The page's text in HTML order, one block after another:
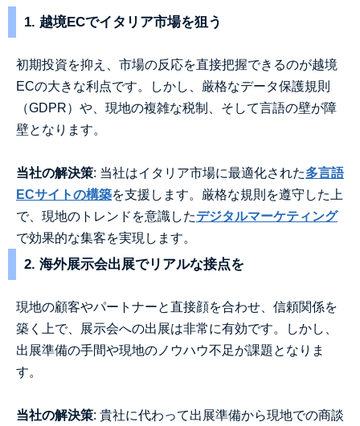
1. 越境ECでイタリア市場を狙う
初期投資を抑え、市場の反応を直接把握できるのが越境
ECの大きな利点です。しかし、厳格なデータ保護規則
（GDPR）や、現地の複雑な税制、そして言語の壁が障
壁となります。
当社の解決策: 当社はイタリア市場に最適化された多言語
ECサイトの構築を支援します。厳格な規則を遵守した上
で、現地のトレンドを意識したデジタルマーケティング
で効果的な集客を実現します。
2. 海外展示会出展でリアルな接点を
現地の顧客やパートナーと直接顔を合わせ、信頼関係を
築く上で、展示会への出展は非常に有効です。しかし、
出展準備の手間や現地のノウハウ不足が課題となりま
す。
当社の解決策: 貴社に代わって出展準備から現地での商談